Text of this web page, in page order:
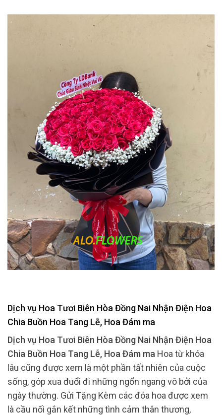
Dịch vụ Hoa Tươi Biên Hòa Đồng Nai Nhận Điện Hoa
Chia Buồn Hoa Tang Lễ, Hoa Đám ma
Dịch vụ Hoa Tươi Biên Hòa Đồng Nai Nhận Điện Hoa
Chia Buồn Hoa Tang Lễ, Hoa Đám ma Hoa từ khóa
lâu cũng được xem là một phần tất nhiên của cuộc
sống, góp xua đuổi đi những ngổn ngang vô bởi của
ngày thường. Gửi Tặng Kèm các đóa hoa được xem
là cầu nối gắn kết những tình cảm thân thương,